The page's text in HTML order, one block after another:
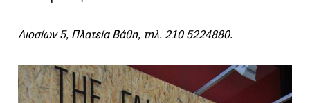
Λιοσίων 5, Πλατεία Βάθη, τηλ. 210 5224880.